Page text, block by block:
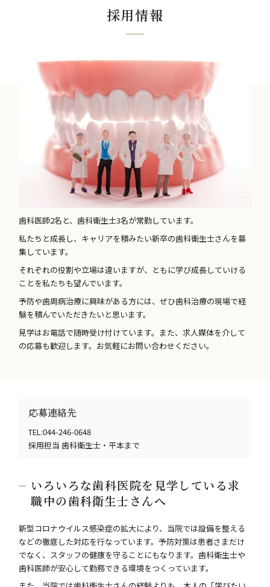
採用情報
歯科医師2名と、歯科衛生士3名が常勤しています。
私たちと成長し、キャリアを積みたい新卒の歯科衛生士さんを募
集しています。
それぞれの役割や立場は違いますが、ともに学び成長していける
ことを私たちも望んでいます。
予防や歯周病治療に興味がある方には、ぜひ歯科治療の現場で経
験を積んでいただきたいと思います。
見学はお電話で随時受け付けています。また、求人媒体を介して
の応募も歓迎します。お気軽にお問い合わせください。
応募連絡先
TEL:044-246-0648
採用担当 歯科衛生士・平本まで
いろいろな歯科医院を見学している求
職中の歯科衛生士さんへ
新型コロナウイルス感染症の拡大により、当院では設備を整える
などの徹底した対応を行なっています。予防対策は患者さまだけ
でなく、スタッフの健康を守ることにもなります。歯科衛生士や
歯科医師が安心して勤務できる環境をつくっています。